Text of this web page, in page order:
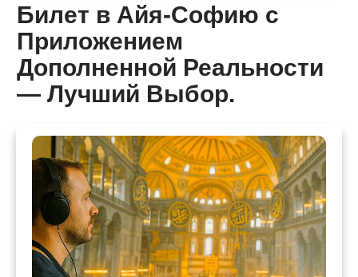
Билет в Айя-Софию с
Приложением
Дополненной Реальности
— Лучший Выбор.